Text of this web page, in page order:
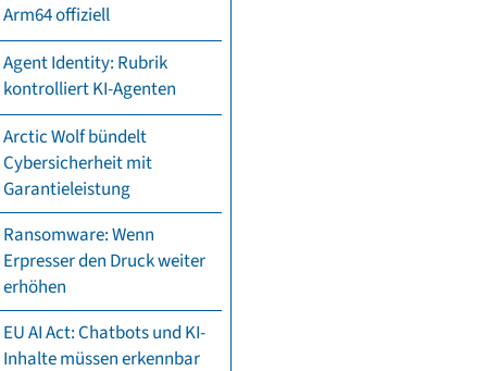
Arm64 offiziell
Agent Identity: Rubrik
kontrolliert KI-Agenten
Arctic Wolf bündelt
Cybersicherheit mit
Garantieleistung
Ransomware: Wenn
Erpresser den Druck weiter
erhöhen
EU AI Act: Chatbots und KI-
Inhalte müssen erkennbar